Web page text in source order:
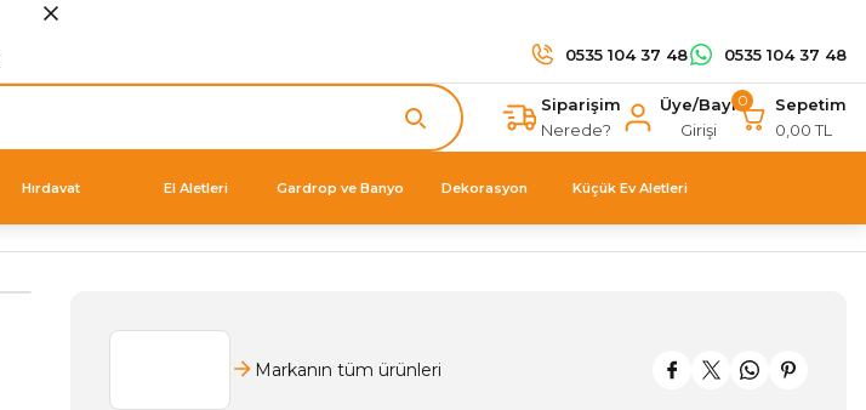
0535 104 37 48 0535 104 37 48
Siparişim
Nerede?
Üye/Bayi
Girişi
0
Sepetim
0,00 TL
Hırdavat El Aletleri Gardrop ve Banyo Dekorasyon Küçük Ev Aletleri
Markanın tüm ürünleri